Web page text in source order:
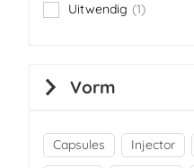
Uitwendig
1
item
Vorm
Capsules Injector